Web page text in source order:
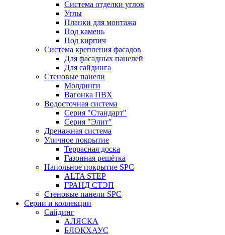
Система отделки углов
Углы
Планки для монтажа
Под камень
Под кирпич
Система крепления фасадов
Для фасадных панелей
Для сайдинга
Стеновые панели
Молдинги
Вагонка ПВХ
Водосточная система
Серия "Стандарт"
Серия "Элит"
Дренажная система
Уличное покрытие
Террасная доска
Газонная решётка
Напольное покрытие SPC
ALTA STEP
ГРАНД СТЭП
Стеновые панели SPC
Серии и коллекции
Сайдинг
АЛЯСКА
БЛОКХАУС